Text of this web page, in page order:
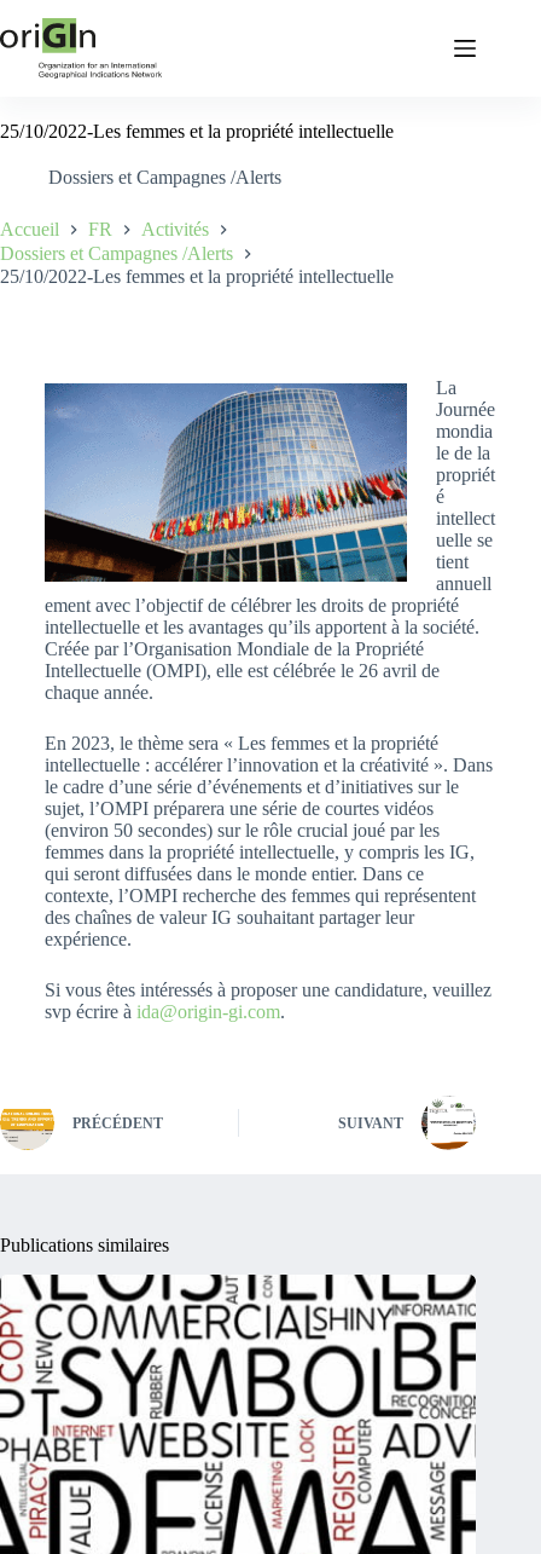
25/10/2022-Les femmes et la propriété intellectuelle
Dossiers et Campagnes /Alerts
Accueil FR
Activités
Dossiers et Campagnes /Alerts
25/10/2022-Les femmes et la propriété intellectuelle
La
Journée
mondia
le de la
propriét
é
intellect
uelle se
tient
annuell
ement avec l’objectif de célébrer les droits de propriété
intellectuelle et les avantages qu’ils apportent à la société.
Créée par l’Organisation Mondiale de la Propriété
Intellectuelle (OMPI), elle est célébrée le 26 avril de
chaque année.
En 2023, le thème sera « Les femmes et la propriété
intellectuelle : accélérer l’innovation et la créativité ». Dans
le cadre d’une série d’événements et d’initiatives sur le
sujet, l’OMPI préparera une série de courtes vidéos
(environ 50 secondes) sur le rôle crucial joué par les
femmes dans la propriété intellectuelle, y compris les IG,
qui seront diffusées dans le monde entier. Dans ce
contexte, l’OMPI recherche des femmes qui représentent
des chaînes de valeur IG souhaitant partager leur
expérience.
Si vous êtes intéressés à proposer une candidature, veuillez
svp écrire à ida@origin-gi.com.
PRÉCÉDENT SUIVANT
Publications similaires